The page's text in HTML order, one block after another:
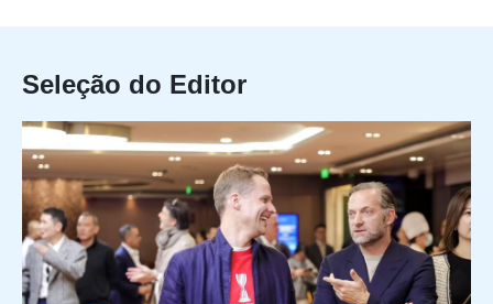
Seleção do Editor